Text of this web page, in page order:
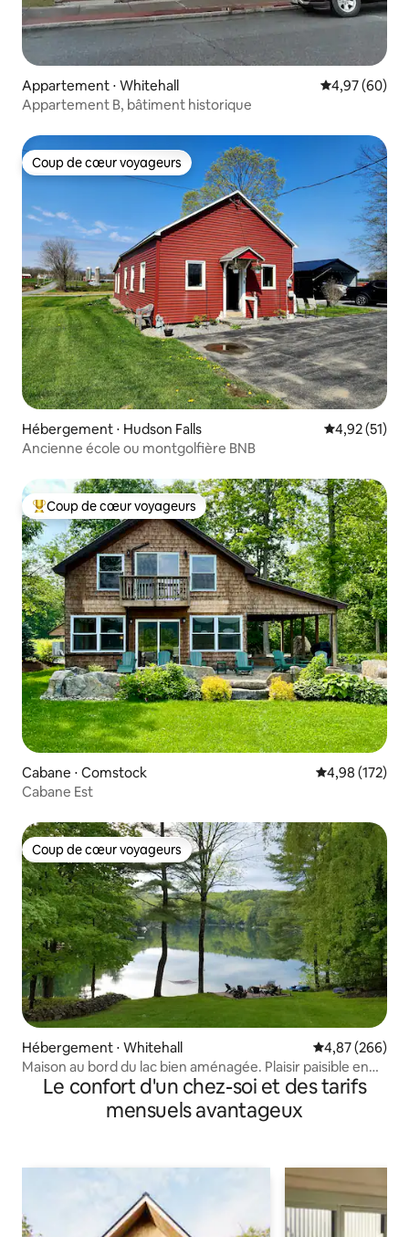
Appartement ⋅ Whitehall Évaluation
4,97 (60)
Appartement B, bâtiment historique
Coup de cœur voyageurs
Coup de cœur voyageurs
Hébergement ⋅ Hudson Falls Évaluation
4,92 (51)
Ancienne école ou montgolfière BNB
Coups de cœur voyageurs les plus appréciés
Coup de cœur voyageurs
Cabane ⋅ Comstock Évaluation
4,98 (172)
Cabane Est
Coup de cœur voyageurs
Coup de cœur voyageurs
Hébergement ⋅ Whitehall Évaluation
4,87 (266)
Maison au bord du lac bien aménagée. Plaisir paisible en
famille.
Le confort d'un chez-soi et des tarifs
mensuels avantageux